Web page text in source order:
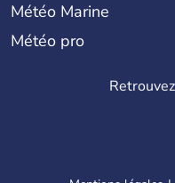
Météo Marine
Météo pro